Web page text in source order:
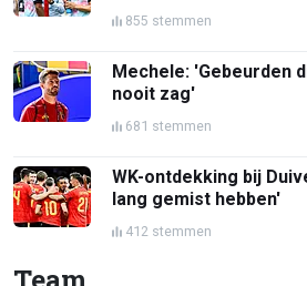
855 stemmen
Mechele: 'Gebeurden
nooit zag'
681 stemmen
WK-ontdekking bij
lang gemist hebben'
412 stemmen
Team